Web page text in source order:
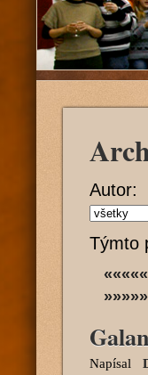
Autor:
Týmto
«««««
»»»»»
Napísal